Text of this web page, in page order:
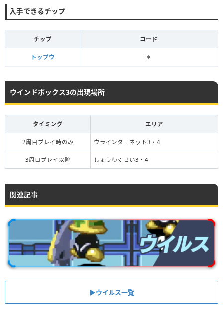
入手できるチップ
チップ コード
トップウ ＊
ウインドボックス3の出現場所
タイミング エリア
2周目プレイ時のみ ウラインターネット3・4
3周目プレイ以降 しょうわくせい3・4
関連記事
▶︎ウイルス一覧